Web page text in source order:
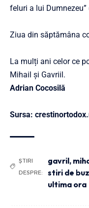
feluri a lui Dumnezeu”
Ziua din săptămâna
La mulți ani celor ce
Mihail și Gavriil.
Adrian Cocosilă
Sursa:
ȘTIRI
DESPRE:
gavril,
stiri de
ultima ora